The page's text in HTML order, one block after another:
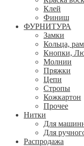
Клей
Финиш
ФУРНИТУРА
Замки
Кольца,
Кнопки,
Молнии
Пряжки
Цепи
Стропы
Кожкартон
Прочее
Нитки
Для
Для
Распродажа